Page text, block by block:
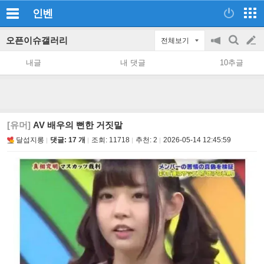
인벤
오픈이슈갤러리 전체보기
공
지
on/off
검
색
글
쓰
내글 내 댓글 10추글
[유머] AV 배우의 뻔한 거짓말
달섭지롱 댓글: 17 개 조회: 11718 추천: 2 2026-05-14 12:45:59